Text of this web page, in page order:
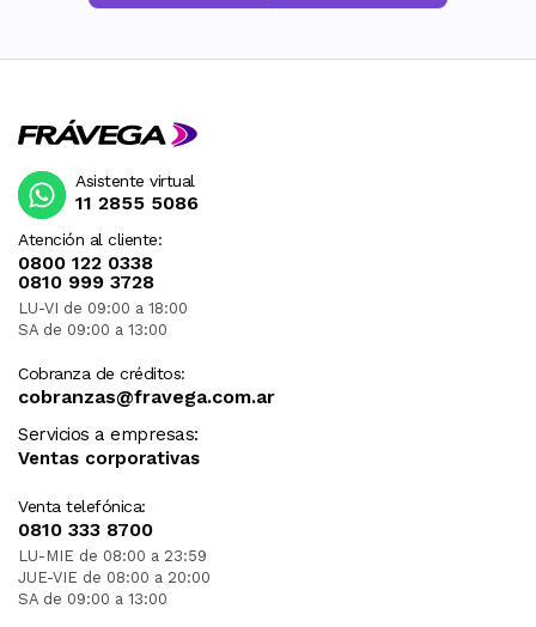
Atención al cliente:
0800 122 0338
0810 999 3728
LU-VI de 09:00 a 18:00
SA de 09:00 a 13:00
Cobranza de créditos:
cobranzas@fravega.com.ar
Servicios a empresas:
Ventas corporativas
Venta telefónica:
0810 333 8700
LU-MIE de 08:00 a 23:59
JUE-VIE de 08:00 a 20:00
SA de 09:00 a 13:00
Asistente virtual
11 2855 5086